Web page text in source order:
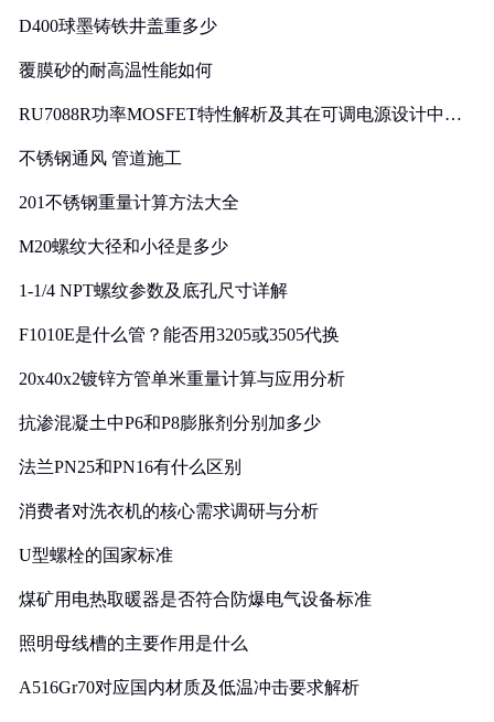
D400球墨铸铁井盖重多少
覆膜砂的耐高温性能如何
RU7088R功率MOSFET特性解析及其在可调电源设计中的
不锈钢通风 管道施工
201不锈钢重量计算方法大全
M20螺纹大径和小径是多少
1-1/4 NPT螺纹参数及底孔尺寸详解
F1010E是什么管？能否用3205或3505代换
20x40x2镀锌方管单米重量计算与应用分析
抗渗混凝土中P6和P8膨胀剂分别加多少
法兰PN25和PN16有什么区别
消费者对洗衣机的核心需求调研与分析
U型螺栓的国家标准
煤矿用电热取暖器是否符合防爆电气设备标准
照明母线槽的主要作用是什么
A516Gr70对应国内材质及低温冲击要求解析